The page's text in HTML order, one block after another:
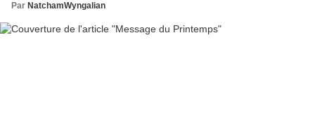
Par NatchamWyngalian